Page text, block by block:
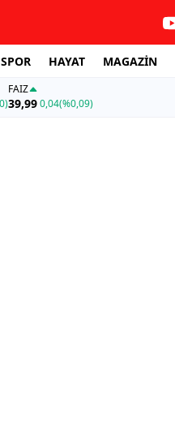
SPOR HAYAT MAGAZİN
FAİZ
39,990,04(%0,09)